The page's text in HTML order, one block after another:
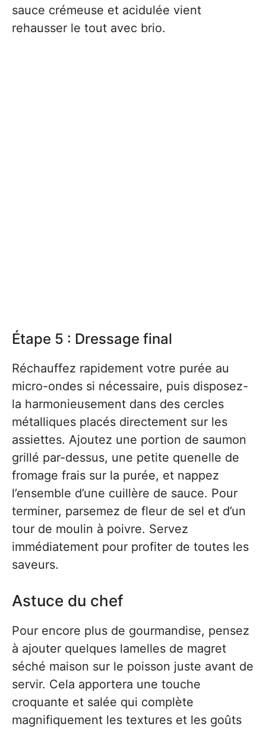
sauce crémeuse et acidulée vient
rehausser le tout avec brio.
Étape 5 : Dressage final
Réchauffez rapidement votre purée au
micro-ondes si nécessaire, puis disposez-
la harmonieusement dans des cercles
métalliques placés directement sur les
assiettes. Ajoutez une portion de saumon
grillé par-dessus, une petite quenelle de
fromage frais sur la purée, et nappez
l’ensemble d’une cuillère de sauce. Pour
terminer, parsemez de fleur de sel et d’un
tour de moulin à poivre. Servez
immédiatement pour profiter de toutes les
saveurs.
Astuce du chef
Pour encore plus de gourmandise, pensez
à ajouter quelques lamelles de magret
séché maison sur le poisson juste avant de
servir. Cela apportera une touche
croquante et salée qui complète
magnifiquement les textures et les goûts